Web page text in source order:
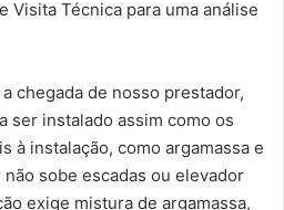
Visita Técnica para uma análise
chegada de nosso prestador,
ser instalado assim como os
à instalação, como argamassa e
sobe escadas ou elevador
exige mistura de argamassa,